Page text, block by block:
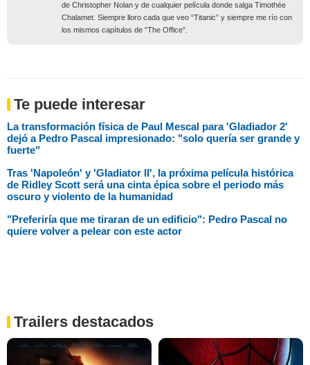
de Christopher Nolan y de cualquier película donde salga Timothée
Chalamet. Siempre lloro cada que veo “Titanic” y siempre me río con
los mismos capítulos de “The Office”.
Te puede interesar
La transformación física de Paul Mescal para 'Gladiador 2'
dejó a Pedro Pascal impresionado: "solo quería ser grande y
fuerte"
Tras 'Napoleón' y 'Gladiator II', la próxima película histórica
de Ridley Scott será una cinta épica sobre el periodo más
oscuro y violento de la humanidad
"Preferiría que me tiraran de un edificio": Pedro Pascal no
quiere volver a pelear con este actor
Trailers destacados